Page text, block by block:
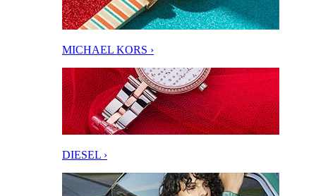
MICHAEL KORS ›
DIESEL ›